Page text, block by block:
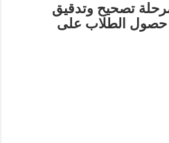
تصحيح وتدقيق
حصول الطلاب على